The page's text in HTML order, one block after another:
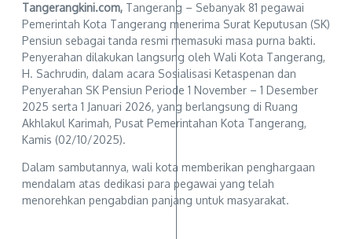
Tangerangkini.com, Tangerang – Sebanyak 81 pegawai
Pemerintah Kota Tangerang menerima Surat Keputusan (SK)
Pensiun sebagai tanda resmi memasuki masa purna bakti.
Penyerahan dilakukan langsung oleh Wali Kota Tangerang,
H. Sachrudin, dalam acara Sosialisasi Ketaspenan dan
Penyerahan SK Pensiun Periode 1 November – 1 Desember
2025 serta 1 Januari 2026, yang berlangsung di Ruang
Akhlakul Karimah, Pusat Pemerintahan Kota Tangerang,
Kamis (02/10/2025).
Dalam sambutannya, wali kota memberikan penghargaan
mendalam atas dedikasi para pegawai yang telah
menorehkan pengabdian panjang untuk masyarakat.